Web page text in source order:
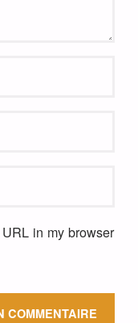
in my browser